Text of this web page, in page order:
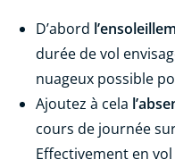
D’abord
durée de vol
nuageux possible
Ajoutez à cela
cours de journée
Effectivement en